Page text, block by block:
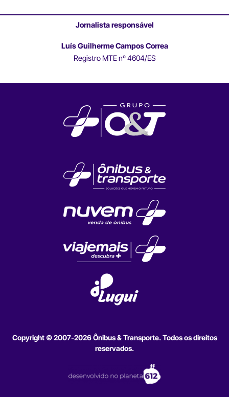
Jornalista responsável
Luís Guilherme Campos Correa
Registro MTE nº 4604/ES
Copyright © 2007-2026 Ônibus & Transporte. Todos os direitos
reservados.